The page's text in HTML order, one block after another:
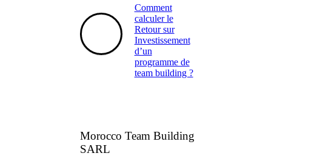
Comment
calculer le
Retour sur
Investissement
d’un
programme de
team building ?
Morocco Team Building
SARL